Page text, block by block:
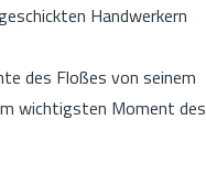
Handwerkern
des Floßes von seinem
wichtigsten Moment des